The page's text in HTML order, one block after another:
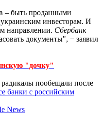
– быть проданными
инвесторам. И
направлении. Сбербанк
документы", − заявил
"дочку"
радикалы пообещали после
банки с российским
News